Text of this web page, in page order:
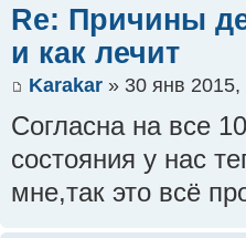
Re: Причины
и как лечит
Karakar » 30 янв 2015,
Согласна на все
состояния у нас
мне,так это всё